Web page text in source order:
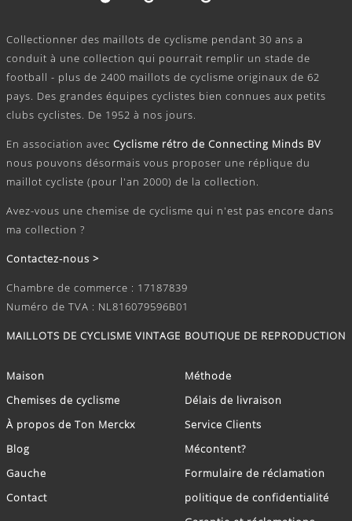
Collectionner des maillots de cyclisme pendant 30 ans a
conduit à une collection qui pourrait remplir un stade de
football - plus de 2400 maillots de cyclisme originaux de 62
pays. Des grandes équipes cyclistes bien connues aux petits
clubs cyclistes. De 1952 à nos jours.
En association avec Cyclisme rétro de Connecting Minds BV
nous pouvons désormais vous proposer une réplique du
maillot cycliste (pour l'an 2000) de la collection.
Avez-vous une chemise de cyclisme qui n'est pas encore dans
ma collection ?
Contactez-nous >
Chambre de commerce : 17187839
Numéro de TVA : NL816079596B01
MAILLOTS DE CYCLISME VINTAGE
Maison
Chemises de cyclisme
À propos de Ton Merckx
Blog
Gauche
Contact
BOUTIQUE DE REPRODUCTION
Méthode
Délais de livraison
Service Clients
Mécontent?
Formulaire de réclamation
politique de confidentialité